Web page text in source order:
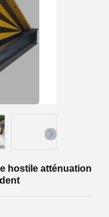
hostile atténuation